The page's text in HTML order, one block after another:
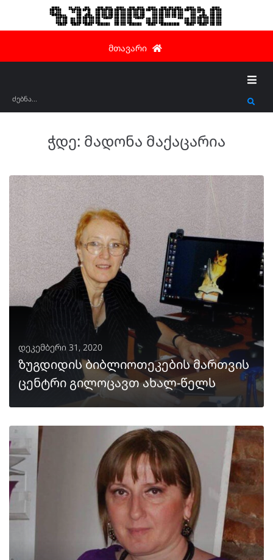
ზუგდიდელები
მთავარი
ჭდე: მადონა მაქაცარია
დეკემბერი 31, 2020
ზუგდიდის ბიბლიოთეკების მართვის
ცენტრი გილოცავთ ახალ-წელს
ᲒᲐᲒᲠᲫᲔᲚᲔᲑᲐ